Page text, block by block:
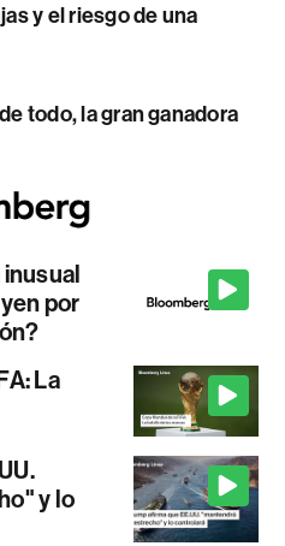
y el riesgo de una
todo, la gran ganadora
por
La
y lo